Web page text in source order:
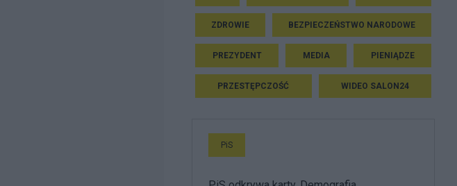
ZDROWIE BEZPIECZEŃSTWO NARODOWE
PREZYDENT MEDIA PIENIĄDZE
PRZESTĘPCZOŚĆ WIDEO SALON24
PiS